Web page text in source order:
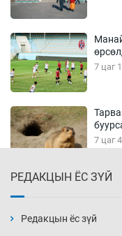
7 цаг
7 цаг
8 цаг
РЕДАКЦЫН ЁС ЗҮЙ
Редакцын ёс зүй